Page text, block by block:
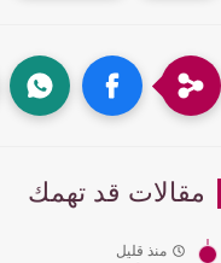
قد تهمك
منذ قليل